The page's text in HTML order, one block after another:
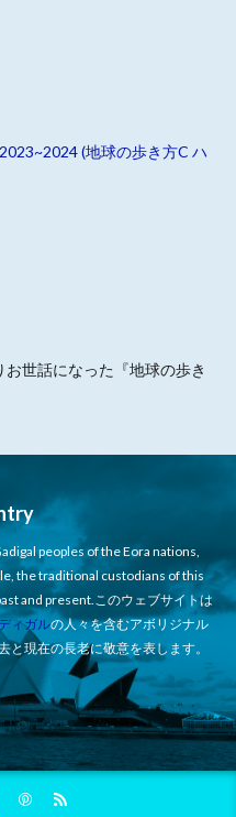
(地球の歩き方C ハ
世話になった『地球の歩き
peoples of the Eora nations,
the traditional custodians of this
and present.このウェブサイトは
ィガルの人々を含むアボリジナル
現在の長老に敬意を表します。